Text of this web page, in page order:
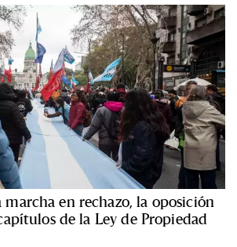
marcha en rechazo, la oposición
de la Ley de Propiedad